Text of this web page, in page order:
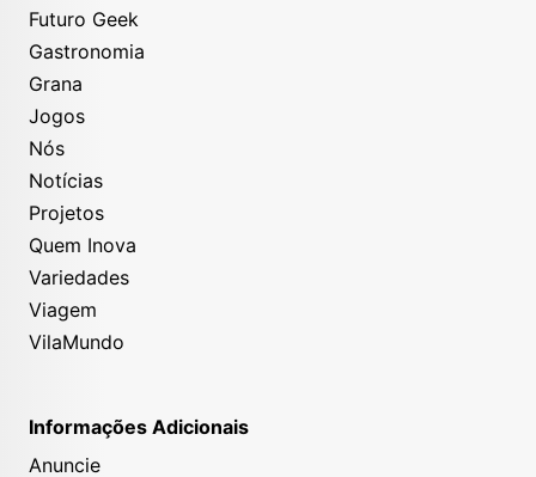
Futuro Geek
Gastronomia
Grana
Jogos
Nós
Notícias
Projetos
Quem Inova
Variedades
Viagem
VilaMundo
Informações Adicionais
Anuncie